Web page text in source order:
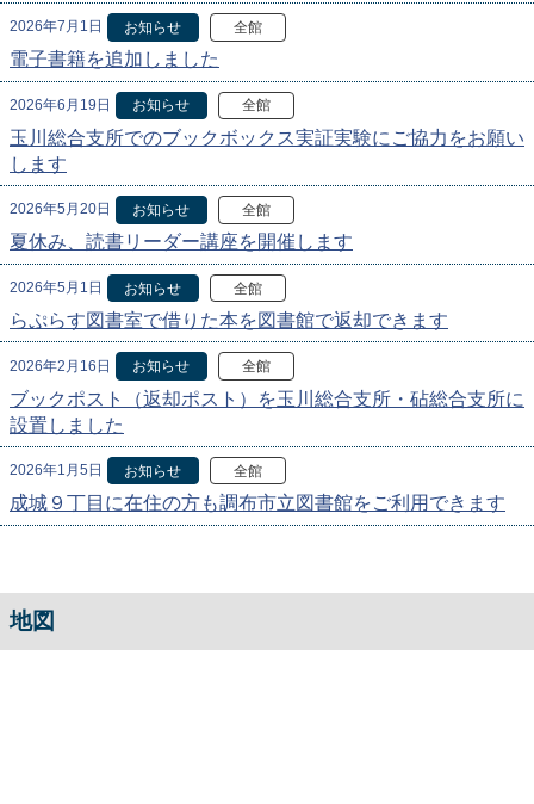
2026年7月1日 お知らせ 全館
電子書籍を追加しました
2026年6月19日 お知らせ 全館
玉川総合支所でのブックボックス実証実験にご協力をお願い
します
2026年5月20日 お知らせ 全館
夏休み、読書リーダー講座を開催します
2026年5月1日 お知らせ 全館
らぷらす図書室で借りた本を図書館で返却できます
2026年2月16日 お知らせ 全館
ブックポスト（返却ポスト）を玉川総合支所・砧総合支所に
設置しました
2026年1月5日 お知らせ 全館
成城９丁目に在住の方も調布市立図書館をご利用できます
地図